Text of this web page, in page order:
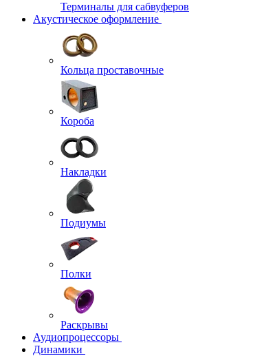
Терминалы для сабвуферов
Акустическое оформление
Кольца проставочные
Короба
Накладки
Подиумы
Полки
Раскрывы
Аудиопроцессоры
Динамики